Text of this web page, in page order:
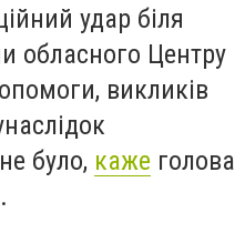
удар біля
обласного Центру
викликів
було, каже голова